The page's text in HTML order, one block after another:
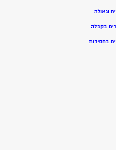
וגאולה
בקבלה
בחסידות